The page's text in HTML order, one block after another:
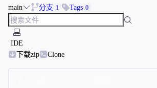
main 分支 1 Tags 0
IDE
下载zip
Clone